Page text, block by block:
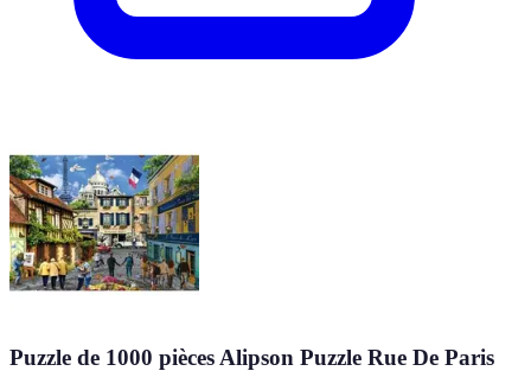
Puzzle de 1000 pièces Alipson Puzzle Rue De Paris